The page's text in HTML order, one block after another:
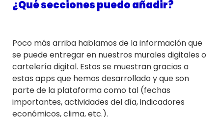
¿Qué secciones puedo añadir?
Poco más arriba hablamos de la información que
se puede entregar en nuestros murales digitales o
cartelería digital. Estos se muestran gracias a
estas apps que hemos desarrollado y que son
parte de la plataforma como tal (fechas
importantes, actividades del día, indicadores
económicos, clima, etc.).